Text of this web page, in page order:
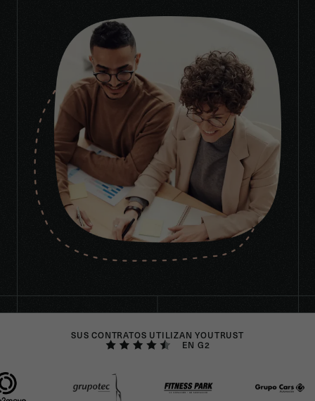
SUS CONTRATOS UTILIZAN YOUTRUST
EN G2